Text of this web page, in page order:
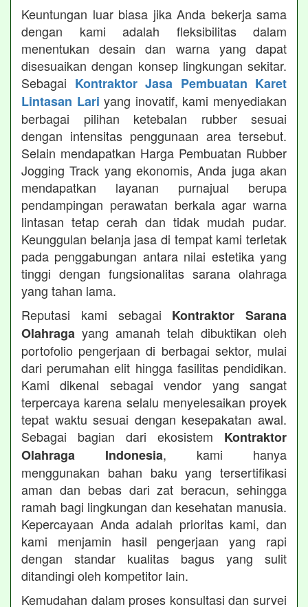
Keuntungan luar biasa jika Anda bekerja sama
dengan kami adalah fleksibilitas dalam
menentukan desain dan warna yang dapat
disesuaikan dengan konsep lingkungan sekitar.
Sebagai Kontraktor Jasa Pembuatan Karet
Lintasan Lari yang inovatif, kami menyediakan
berbagai pilihan ketebalan rubber sesuai
dengan intensitas penggunaan area tersebut.
Selain mendapatkan Harga Pembuatan Rubber
Jogging Track yang ekonomis, Anda juga akan
mendapatkan layanan purnajual berupa
pendampingan perawatan berkala agar warna
lintasan tetap cerah dan tidak mudah pudar.
Keunggulan belanja jasa di tempat kami terletak
pada penggabungan antara nilai estetika yang
tinggi dengan fungsionalitas sarana olahraga
yang tahan lama.
Reputasi kami sebagai Kontraktor Sarana
Olahraga yang amanah telah dibuktikan oleh
portofolio pengerjaan di berbagai sektor, mulai
dari perumahan elit hingga fasilitas pendidikan.
Kami dikenal sebagai vendor yang sangat
terpercaya karena selalu menyelesaikan proyek
tepat waktu sesuai dengan kesepakatan awal.
Sebagai bagian dari ekosistem Kontraktor
Olahraga Indonesia, kami hanya
menggunakan bahan baku yang tersertifikasi
aman dan bebas dari zat beracun, sehingga
ramah bagi lingkungan dan kesehatan manusia.
Kepercayaan Anda adalah prioritas kami, dan
kami menjamin hasil pengerjaan yang rapi
dengan standar kualitas bagus yang sulit
ditandingi oleh kompetitor lain.
Kemudahan dalam proses konsultasi dan survei